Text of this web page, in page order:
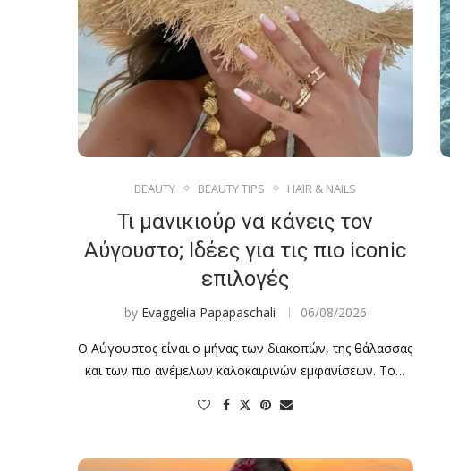
BEAUTY BEAUTY TIPS HAIR & NAILS
Τι μανικιούρ να κάνεις τον
Αύγουστο; Ιδέες για τις πιο iconic
επιλογές
by Evaggelia Papapaschali 06/08/2026
Ο Αύγουστος είναι ο μήνας των διακοπών, της θάλασσας
και των πιο ανέμελων καλοκαιρινών εμφανίσεων. Το…